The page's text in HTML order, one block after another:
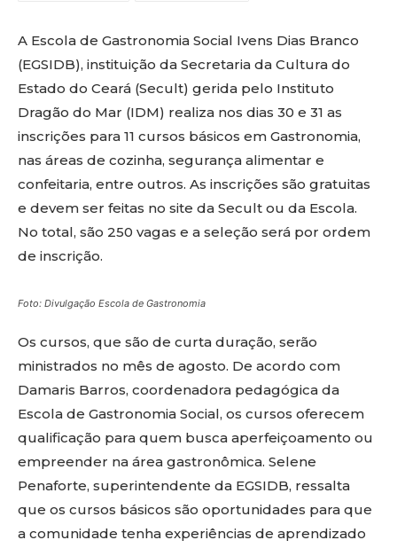
A Escola de Gastronomia Social Ivens Dias Branco
(EGSIDB), instituição da Secretaria da Cultura do
Estado do Ceará (Secult) gerida pelo Instituto
Dragão do Mar (IDM) realiza nos dias 30 e 31 as
inscrições para 11 cursos básicos em Gastronomia,
nas áreas de cozinha, segurança alimentar e
confeitaria, entre outros. As inscrições são gratuitas
e devem ser feitas no site da Secult ou da Escola.
No total, são 250 vagas e a seleção será por ordem
de inscrição.
Foto: Divulgação Escola de Gastronomia
Os cursos, que são de curta duração, serão
ministrados no mês de agosto. De acordo com
Damaris Barros, coordenadora pedagógica da
Escola de Gastronomia Social, os cursos oferecem
qualificação para quem busca aperfeiçoamento ou
empreender na área gastronômica. Selene
Penaforte, superintendente da EGSIDB, ressalta
que os cursos básicos são oportunidades para que
a comunidade tenha experiências de aprendizado